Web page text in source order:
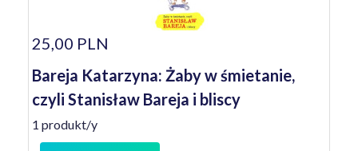
25,00 PLN
Bareja Katarzyna: Żaby w śmietanie,
czyli Stanisław Bareja i bliscy
1 produkt/y